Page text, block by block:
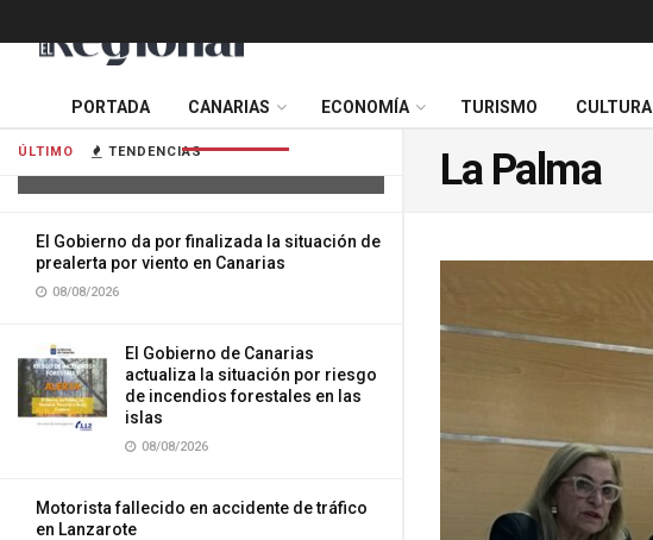
ÚLTIMO TENDENCIAS
situación de prealerta por
El Gobierno da por finalizada la situación de
prealerta por viento en Canarias
08/08/2026
El Gobierno de Canarias
actualiza la situación por riesgo
de incendios forestales en las
islas
08/08/2026
Motorista fallecido en accidente de tráfico
en Lanzarote
PORTADA CANARIAS ECONOMÍA TURISMO CULTURA
La Palma